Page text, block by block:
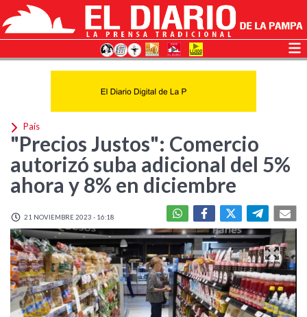
País
"Precios Justos": Comercio
autorizó suba adicional del 5%
ahora y 8% en diciembre
21 NOVIEMBRE 2023 - 16:18